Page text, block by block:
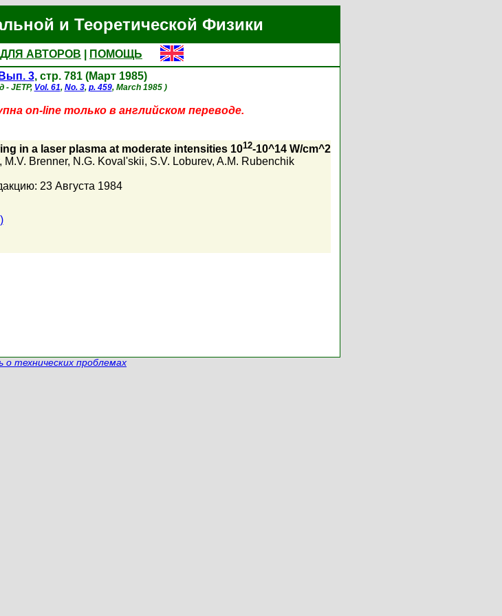
и Теоретической Физики
ДЛЯ АВТОРОВ
ПОМОЩЬ
Вып. 3, стр. 781 (Март 1985)
- JETP, Vol. 61, No. 3, p. 459, March 1985 )
on-line только в английском переводе.
in a laser plasma at moderate intensities 1012-10^14 W/cm^2
M.V. Brenner, N.G. Koval'skii, S.V. Loburev, A.M. Rubenchik
23 Августа 1984
технических проблемах